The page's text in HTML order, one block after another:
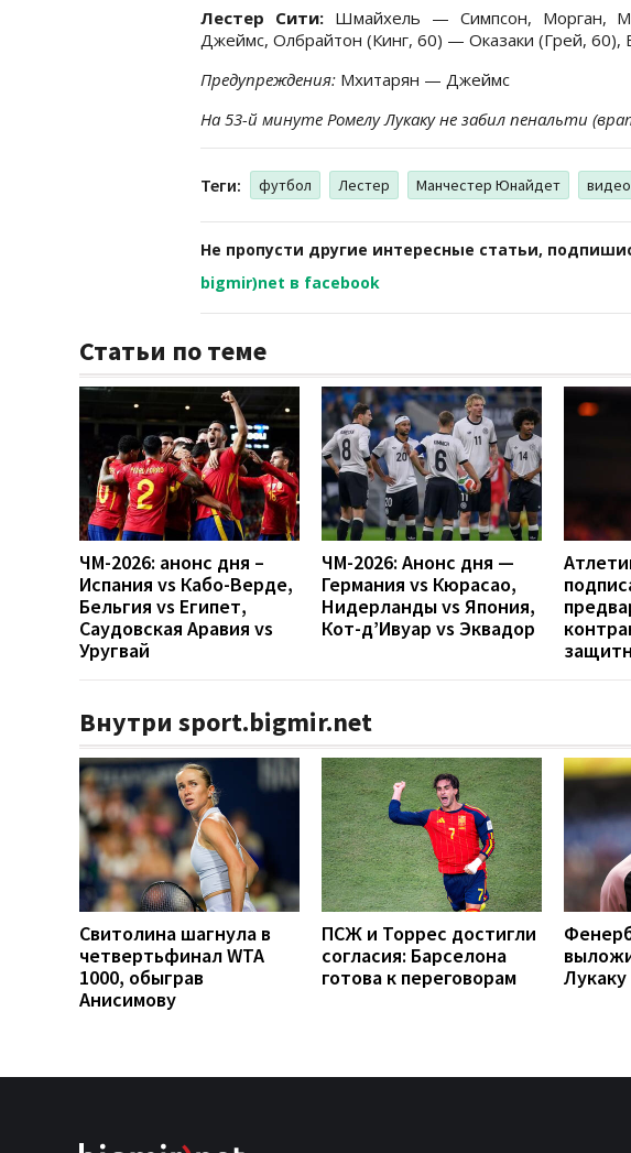
Лестер Сити:Шмайхель — Симпсон, Морган,
Джеймс, Олбрайтон (Кинг, 60) — Оказаки (Грей, 60),
Предупреждения: Мхитарян — Джеймс
На 53-й минуте Ромелу Лукаку не забил пенальти
Теги: футбол Лестер Манчестер Юнайдет видео
Не пропусти другие интересные статьи,
bigmir)net в facebook
Статьи по теме
ЧМ-2026: анонс дня –
Испания vs Кабо-Верде,
Бельгия vs Египет,
Саудовская Аравия vs
Уругвай
ЧМ-2026: Анонс дня —
Германия vs Кюрасао,
Нидерланды vs Япония,
Кот-д’Ивуар vs Эквадор
Внутри sport.bigmir.net
Свитолина шагнула в
четвертьфинал WTA
1000, обыграв
Анисимову
ПСЖ и Торрес достигли
согласия: Барселона
готова к переговорам
Лукаку